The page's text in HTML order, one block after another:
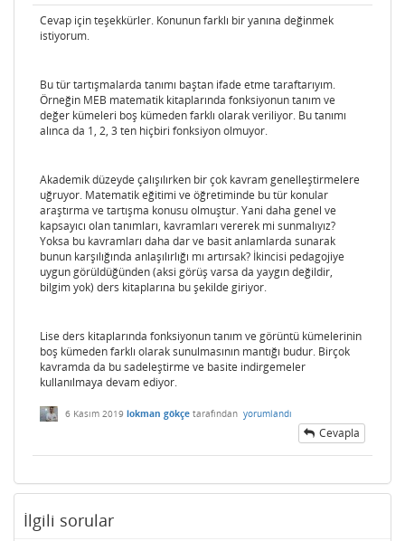
Cevap için teşekkürler. Konunun farklı bir yanına değinmek
istiyorum.
Bu tür tartışmalarda tanımı baştan ifade etme taraftarıyım.
Örneğin MEB matematik kitaplarında fonksiyonun tanım ve
değer kümeleri boş kümeden farklı olarak veriliyor. Bu tanımı
alınca da 1, 2, 3 ten hiçbiri fonksiyon olmuyor.
Akademik düzeyde çalışılırken bir çok kavram genelleştirmelere
uğruyor. Matematik eğitimi ve öğretiminde bu tür konular
araştırma ve tartışma konusu olmuştur. Yani daha genel ve
kapsayıcı olan tanımları, kavramları vererek mi sunmalıyız?
Yoksa bu kavramları daha dar ve basit anlamlarda sunarak
bunun karşılığında anlaşılırlığı mı artırsak? İkincisi pedagojiye
uygun görüldüğünden (aksi görüş varsa da yaygın değildir,
bilgim yok) ders kitaplarına bu şekilde giriyor.
Lise ders kitaplarında fonksiyonun tanım ve görüntü kümelerinin
boş kümeden farklı olarak sunulmasının mantığı budur. Birçok
kavramda da bu sadeleştirme ve basite indirgemeler
kullanılmaya devam ediyor.
6 Kasım 2019 lokman gökçe tarafından yorumlandı
Cevapla
İlgili sorular